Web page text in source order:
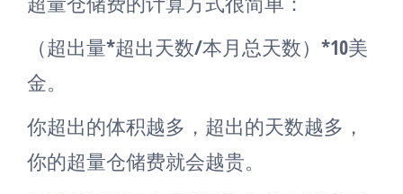
（超出量*超出天数/本月总天数）*10美
金。
你超出的体积越多，超出的天数越多，
你的超量仓储费就会越贵。